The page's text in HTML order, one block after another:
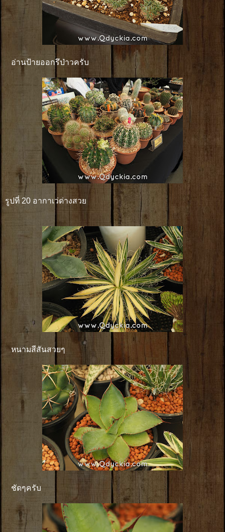
อ่านป้ายออกรึป่าวครับ
รูปที่ 20 อากาเว่ด่างสวย
หนามสีสันสวยๆ
ชัดๆครับ